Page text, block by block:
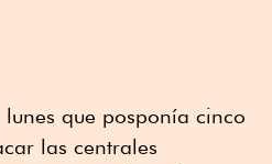
que posponía cinco
las centrales